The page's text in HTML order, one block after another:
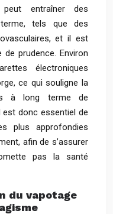
entraîner des
tels que des
et il est
prudence. Environ
électroniques
ce qui souligne la
à long terme de
est donc essentiel de
plus approfondies
afin de s’assurer
pas la santé
du vapotage